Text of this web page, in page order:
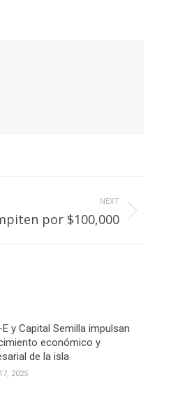
NEXT
por $100,000
E y Capital Semilla impulsan
económico y
de la isla
2025